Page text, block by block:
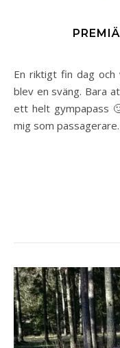
En riktigt fin dag och vi slutade tidigare på jobbet så det
blev en sväng. Bara
ett helt gympapass
mig som passagerare.